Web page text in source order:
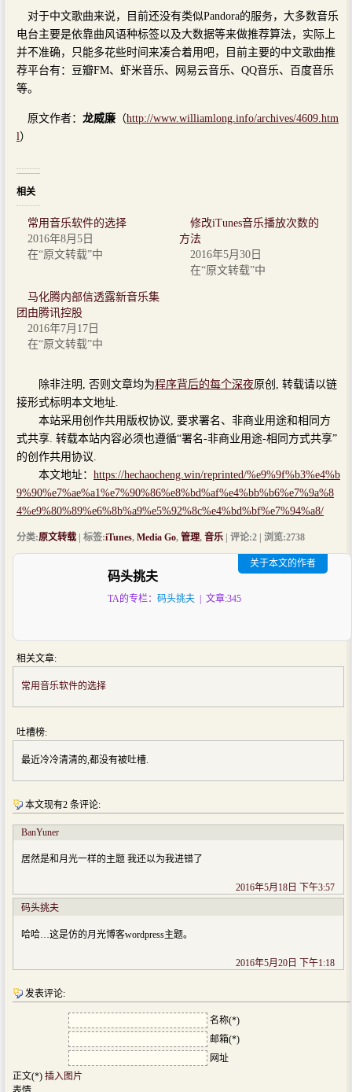
对于中文歌曲来说，目前还没有类似Pandora的服务，大多数音乐
电台主要是依靠曲风语种标签以及大数据等来做推荐算法，实际上
并不准确，只能多花些时间来凑合着用吧，目前主要的中文歌曲推
荐平台有：豆瓣FM、虾米音乐、网易云音乐、QQ音乐、百度音乐
等。
原文作者： 龙威廉 （http://www.williamlong.info/archives/4609.htm
l）
相关
常用音乐软件的选择
2016年8月5日
在“原文转载”中
修改iTunes音乐播放次数的
方法
2016年5月30日
在“原文转载”中
马化腾内部信透露新音乐集
团由腾讯控股
2016年7月17日
在“原文转载”中
除非注明, 否则文章均为程序背后的每个深夜原创, 转载请以链
接形式标明本文地址.
本站采用创作共用版权协议, 要求署名、非商业用途和相同方
式共享. 转载本站内容必须也遵循“署名-非商业用途-相同方式共享”
的创作共用协议.
本文地址： https://hechaocheng.win/reprinted/%e9%9f%b3%e4%b
9%90%e7%ae%a1%e7%90%86%e8%bd%af%e4%bb%b6%e7%9a%8
4%e9%80%89%e6%8b%a9%e5%92%8c%e4%bd%bf%e7%94%a8/
分类:原文转载 | 标签:iTunes, Media Go, 管理, 音乐 | 评论:2 | 浏览:2738
码头挑夫
TA的专栏： 码头挑夫 | 文章:345
关于本文的作者
相关文章:
常用音乐软件的选择
吐槽榜:
最近冷冷清清的,都没有被吐槽.
本文现有2 条评论:
BanYuner
居然是和月光一样的主题 我还以为我进错了
2016年5月18日 下午3:57
码头挑夫
哈哈…这是仿的月光博客wordpress主题。
2016年5月20日 下午1:18
发表评论:
名称(*)
邮箱(*)
网址
正文(*) 插入图片